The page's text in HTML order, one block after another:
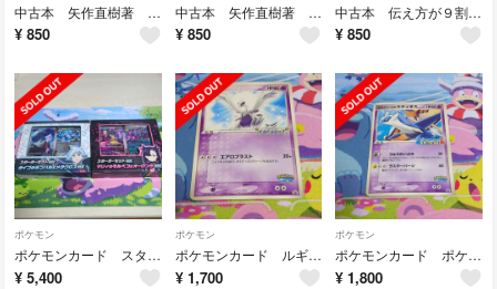
中古本 矢作直樹著 日本歴史通覧天皇の日本史
¥ 850
中古本 矢作直樹著 天皇
¥ 850
中古本 伝え方が９割 伝え方が９割②
¥ 850
ポケモン
ポケモンカード スターターセットｅｘ マリィ ダイゴ セット
¥ 5,400
ポケモン
ポケモンカード ルギア PROMO ルギアのくるくるシップ 038/PCG-P
¥ 1,700
ポケモン
ポケモンカード ポケパークのラティオス PROMO 045/PCG-P
¥ 1,800